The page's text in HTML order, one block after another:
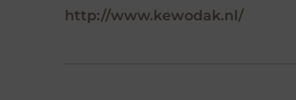
http://www.kewodak.nl/